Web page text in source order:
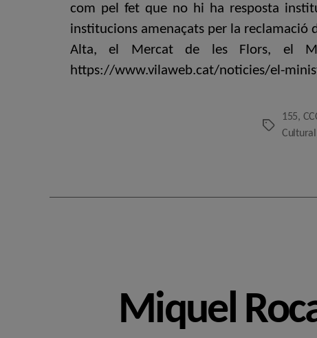
com pel fet que no hi ha resposta
institucions amenaçats per la reclamació
Alta, el Mercat de les Flors, el
https://www.vilaweb.cat/noticies/el-
Etiquetes
155,
Cultural
Miquel